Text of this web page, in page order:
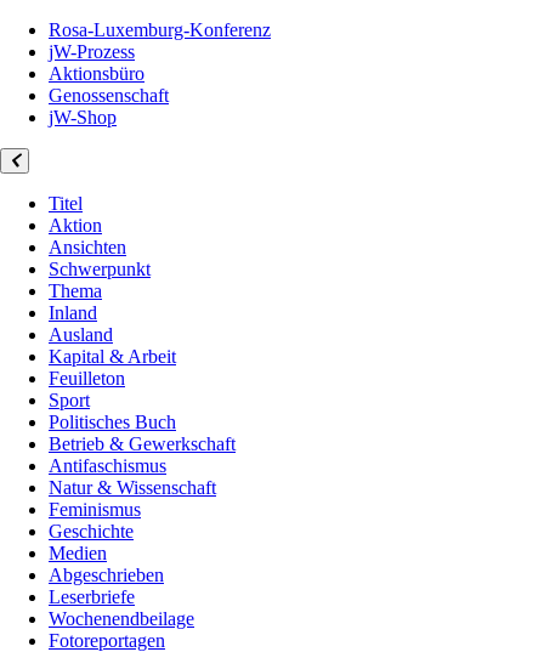
Rosa-Luxemburg-Konferenz
jW-Prozess
Aktionsbüro
Genossenschaft
jW-Shop
Titel
Aktion
Ansichten
Schwerpunkt
Thema
Inland
Ausland
Kapital & Arbeit
Feuilleton
Sport
Politisches Buch
Betrieb & Gewerkschaft
Antifaschismus
Natur & Wissenschaft
Feminismus
Geschichte
Medien
Abgeschrieben
Leserbriefe
Wochenendbeilage
Fotoreportagen